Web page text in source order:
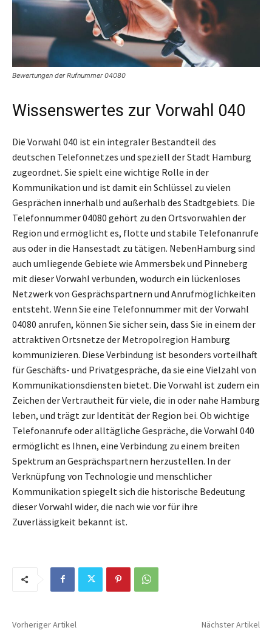
Bewertungen der Rufnummer 04080
Wissenswertes zur Vorwahl 040
Die Vorwahl 040 ist ein integraler Bestandteil des
deutschen Telefonnetzes und speziell der Stadt Hamburg
zugeordnet. Sie spielt eine wichtige Rolle in der
Kommunikation und ist damit ein Schlüssel zu vielen
Gesprächen innerhalb und außerhalb des Stadtgebiets. Die
Telefonnummer 04080 gehört zu den Ortsvorwahlen der
Region und ermöglicht es, flotte und stabile Telefonanrufe
aus oder in die Hansestadt zu tätigen. NebenHamburg sind
auch umliegende Gebiete wie Ammersbek und Pinneberg
mit dieser Vorwahl verbunden, wodurch ein lückenloses
Netzwerk von Gesprächspartnern und Anrufmöglichkeiten
entsteht. Wenn Sie eine Telefonnummer mit der Vorwahl
04080 anrufen, können Sie sicher sein, dass Sie in einem der
attraktiven Ortsnetze der Metropolregion Hamburg
kommunizieren. Diese Verbindung ist besonders vorteilhaft
für Geschäfts- und Privatgespräche, da sie eine Vielzahl von
Kommunikationsdiensten bietet. Die Vorwahl ist zudem ein
Zeichen der Vertrautheit für viele, die in oder nahe Hamburg
leben, und trägt zur Identität der Region bei. Ob wichtige
Telefonanrufe oder alltägliche Gespräche, die Vorwahl 040
ermöglicht es Ihnen, eine Verbindung zu einem breiten
Spektrum an Gesprächspartnern herzustellen. In der
Verknüpfung von Technologie und menschlicher
Kommunikation spiegelt sich die historische Bedeutung
dieser Vorwahl wider, die nach wie vor für ihre
Zuverlässigkeit bekannt ist.
Vorheriger Artikel Nächster Artikel